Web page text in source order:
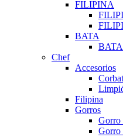
FILIPINA
BATA
BATA
Chef
Accesorios
Filipina
Gorros
Gorro
Gorro